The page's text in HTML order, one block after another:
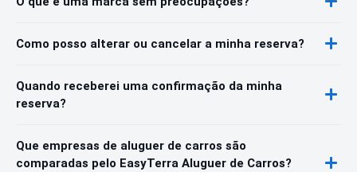
Como posso alterar ou cancelar a minha reserva?
Quando receberei uma confirmação da minha
reserva?
Que empresas de aluguer de carros são
comparadas pelo EasyTerra Aluguer de Carros?